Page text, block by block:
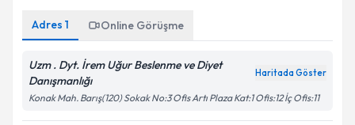
Adres 1 Online Görüşme
Uzm . Dyt. İrem Uğur Beslenme ve Diyet
Danışmanlığı
Haritada Göster
Konak Mah. Barış(120) Sokak No:3 Ofis Artı Plaza Kat:1 Ofis:12 İç Ofis:11